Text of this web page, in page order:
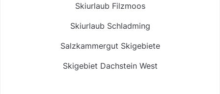
Skiurlaub Filzmoos
Skiurlaub Schladming
Salzkammergut Skigebiete
Skigebiet Dachstein West